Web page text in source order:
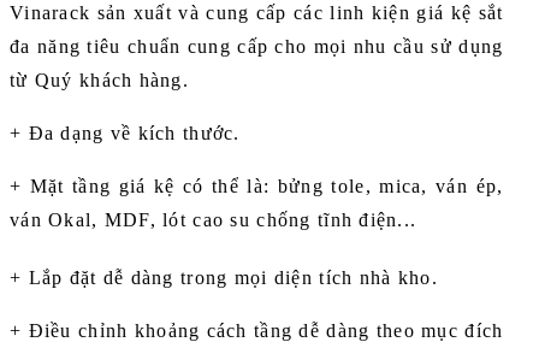
Vinarack sản xuất và cung cấp các linh kiện giá kệ sắt
đa năng tiêu chuẩn cung cấp cho mọi nhu cầu sử dụng
từ Quý khách hàng.
+ Đa dạng về kích thước.
+ Mặt tầng giá kệ có thể là: bửng tole, mica, ván ép,
ván Okal, MDF, lót cao su chống tĩnh điện...
+ Lắp đặt dễ dàng trong mọi diện tích nhà kho.
+ Điều chỉnh khoảng cách tầng dễ dàng theo mục đích